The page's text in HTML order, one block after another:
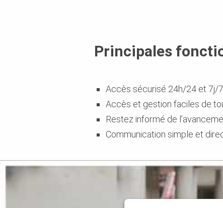
Principales
Accès sécurisé 24h/24 et 7j/
Accès et gestion faciles de
Restez informé de
Communication simple et